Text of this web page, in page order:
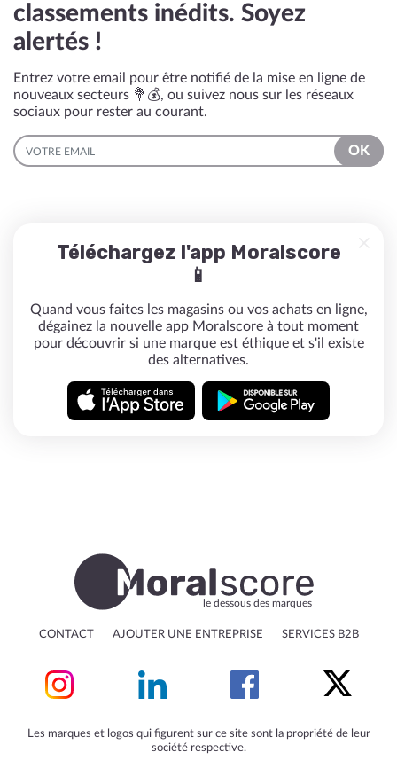
classements inédits. Soyez
alertés !
Entrez votre email pour être notifié de la mise en ligne de
nouveaux secteurs 💐💰, ou suivez nous sur les réseaux
sociaux pour rester au courant.
EMAIL
OK
Téléchargez l'app Moralscore
📱
Quand vous faites les magasins ou vos achats en ligne,
dégainez la nouvelle app Moralscore à tout moment
pour découvrir si une marque est éthique et s'il existe
des alternatives.
le dessous des marques
CONTACT AJOUTER UNE ENTREPRISE SERVICES B2B
Les marques et logos qui figurent sur ce site sont la propriété de leur
société respective.